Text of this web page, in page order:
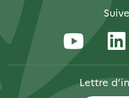
Lettre